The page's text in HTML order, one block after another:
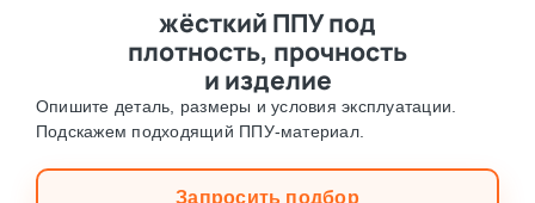
жёсткий ППУ под
плотность, прочность
и изделие
Опишите деталь, размеры и условия эксплуатации.
Подскажем подходящий ППУ-материал.
Запросить подбор